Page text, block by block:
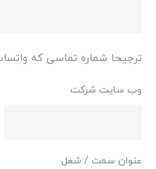
ترجیحا شماره تماسی که
وب سایت شرکت
عنوان سمت / شغل